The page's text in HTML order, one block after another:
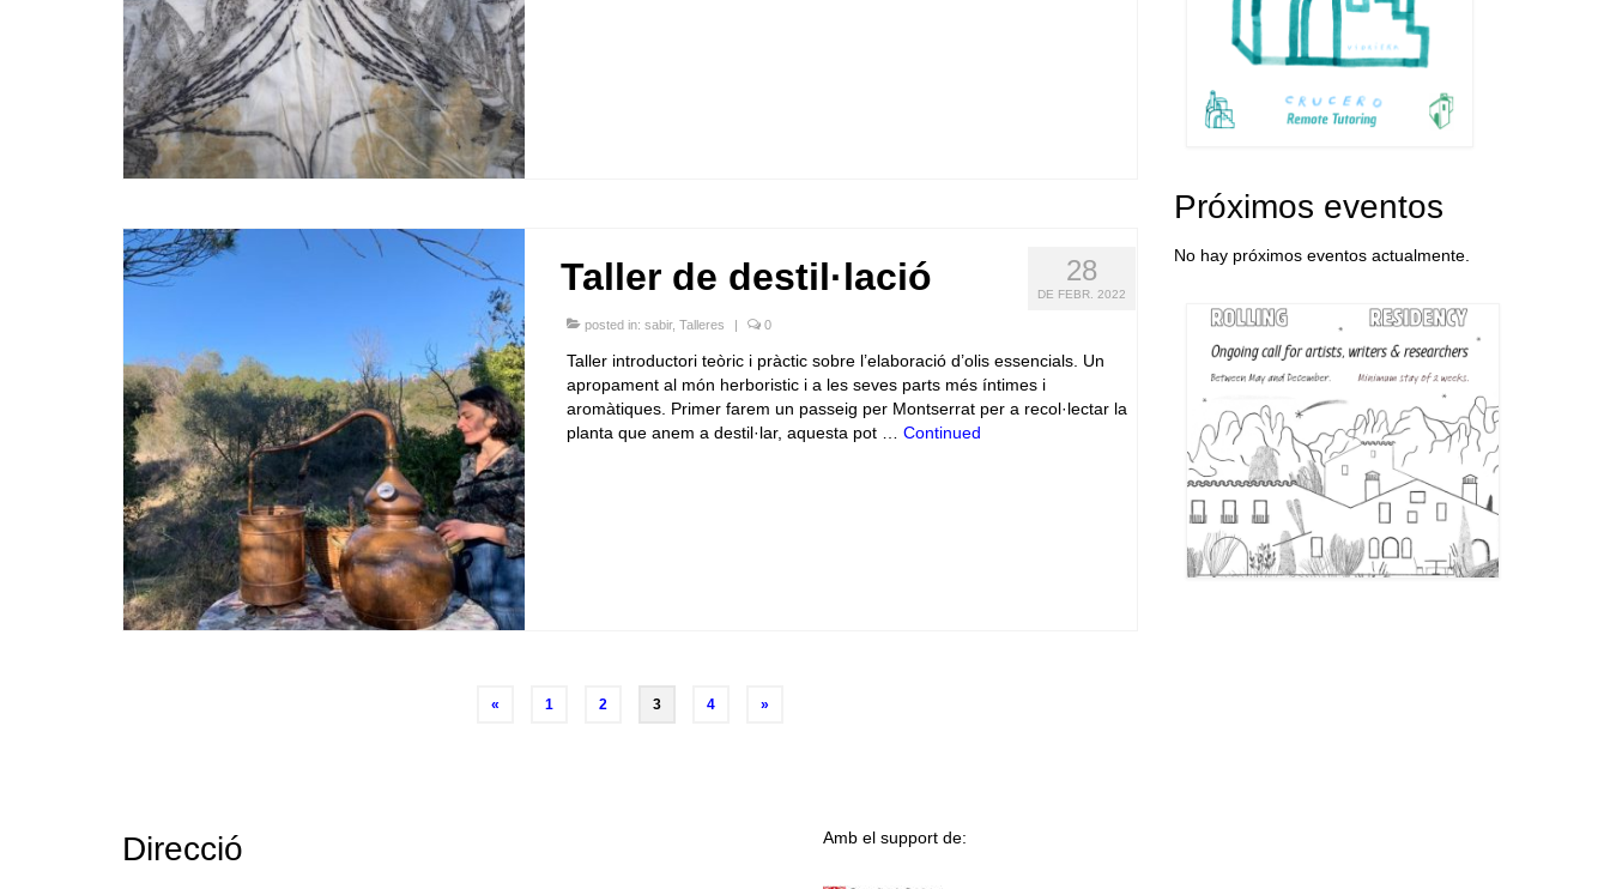
28
DE FEBR. 2022
Taller de destil·lació
posted in: sabir, Talleres | 0
Taller introductori teòric i pràctic sobre l’elaboració d’olis essencials. Un
apropament al món herboristic i a les seves parts més íntimes i
aromàtiques. Primer farem un passeig per Montserrat per a recol·lectar la
planta que anem a destil·lar, aquesta pot … Continued
« 1 2 3 4 »
Próximos eventos
No hay próximos eventos actualmente.
Direcció Amb el support de: